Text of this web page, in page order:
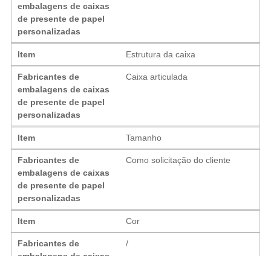
embalagens de caixas
de presente de papel
personalizadas
Item Estrutura da caixa
Fabricantes de
embalagens de caixas
de presente de papel
personalizadas
Caixa articulada
Item Tamanho
Fabricantes de
embalagens de caixas
de presente de papel
personalizadas
Como solicitação do cliente
Item Cor
Fabricantes de
/